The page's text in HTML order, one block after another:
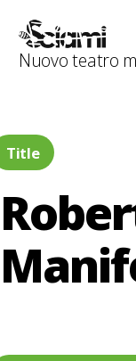
Nuovo teatro
Title